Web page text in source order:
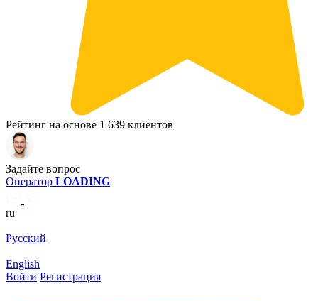
Рейтинг на основе 1 639 клиентов
Задайте вопрос
Оператор LOADING
ru
Русский
English
Войти Регистрация